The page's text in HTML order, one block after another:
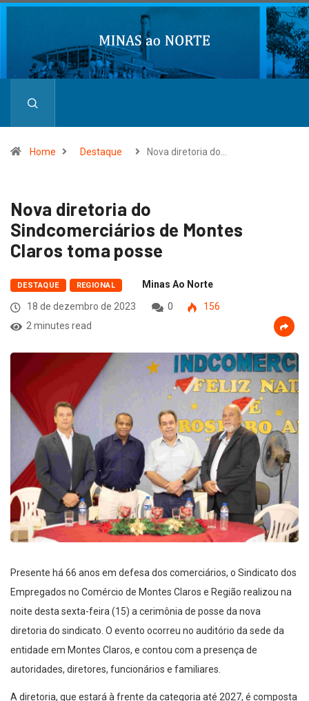
Home Destaque Nova diretoria do…
Nova diretoria do
Sindcomerciários de Montes
Claros toma posse
DESTAQUE REGIONAL
Minas Ao Norte
18 de dezembro de 2023
0
156
2 minutes read
Presente há 66 anos em defesa dos comerciários, o Sindicato dos
Empregados no Comércio de Montes Claros e Região realizou na
noite desta sexta-feira (15) a cerimônia de posse da nova
diretoria do sindicato. O evento ocorreu no auditório da sede da
entidade em Montes Claros, e contou com a presença de
autoridades, diretores, funcionários e familiares.
A diretoria, que estará à frente da categoria até 2027, é composta